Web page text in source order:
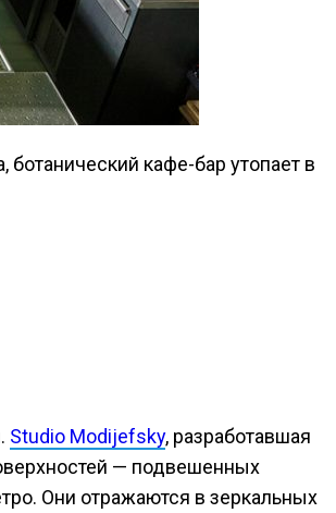
Studio Modijefsky, разработавшая
— подвешенных
Они отражаются в зеркальных